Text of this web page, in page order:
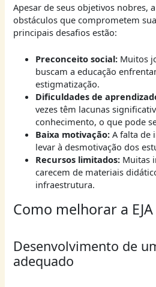
Apesar de seus objetivos nobres, a
obstáculos que comprometem
principais desafios estão:
Preconceito social:Muitos
buscam a educação
estigmatização.
Dificuldades de
vezes têm lacunas
conhecimento, o que pode
Baixa motivação:A falta de
levar à desmotivação dos
Recursos limitados:Muitas
carecem de materiais
infraestrutura.
Como melhorar a EJA
Desenvolvimento de
adequado